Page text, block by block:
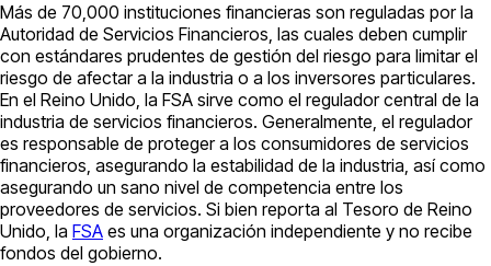
Más de 70,000 instituciones financieras son reguladas por la
Autoridad de Servicios Financieros, las cuales deben cumplir
con estándares prudentes de gestión del riesgo para limitar el
riesgo de afectar a la industria o a los inversores particulares.
En el Reino Unido, la FSA sirve como el regulador central de la
industria de servicios financieros. Generalmente, el regulador
es responsable de proteger a los consumidores de servicios
financieros, asegurando la estabilidad de la industria, así como
asegurando un sano nivel de competencia entre los
proveedores de servicios. Si bien reporta al Tesoro de Reino
Unido, la FSA es una organización independiente y no recibe
fondos del gobierno.